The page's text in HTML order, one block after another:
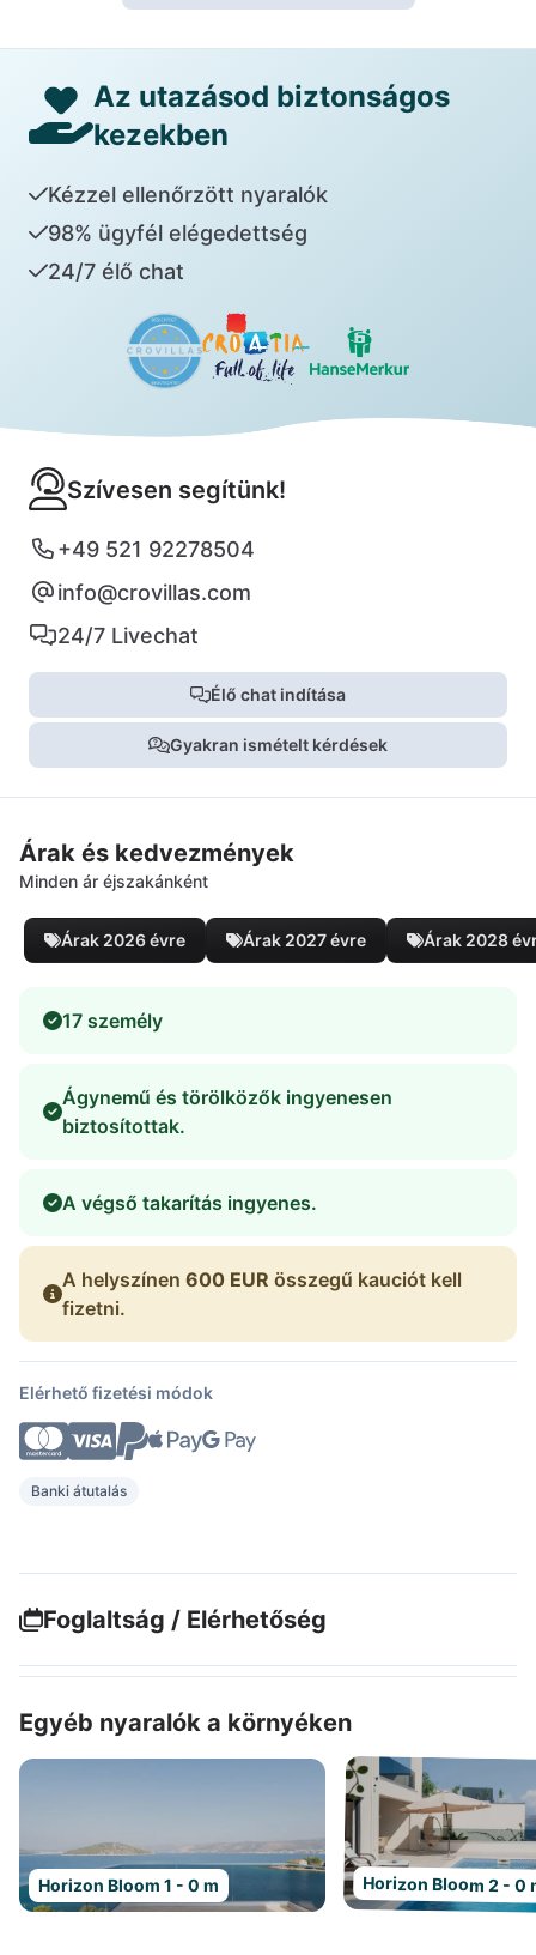
Az utazásod biztonságos
kezekben
Kézzel ellenőrzött nyaralók
98% ügyfél elégedettség
24/7 élő chat
Szívesen segítünk!
+49 521 92278504
info@crovillas.com
24/7 Livechat
Élő chat indítása
Gyakran ismételt kérdések
Árak és kedvezmények
Minden ár éjszakánként
Árak 2026 évre Árak 2027 évre Árak 2028
17 személy
Ágynemű és törölközők ingyenesen
biztosítottak.
A végső takarítás ingyenes.
A helyszínen 600 EUR összegű kauciót kell
fizetni.
Elérhető fizetési módok
Banki átutalás
Foglaltság / Elérhetőség
Egyéb nyaralók a környéken
Horizon Bloom 1 - 0 m Horizon Bloom 2 - 0